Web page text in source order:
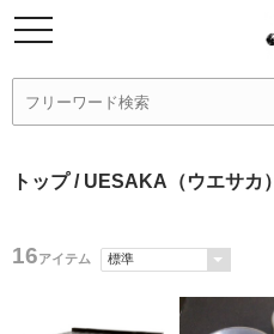
トップ/ UESAKA（ウエサカ）
16アイテム